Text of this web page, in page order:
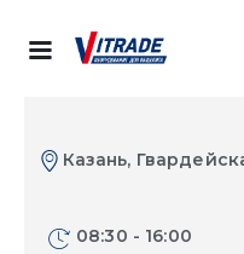
Казань,
08:30 - 16:00